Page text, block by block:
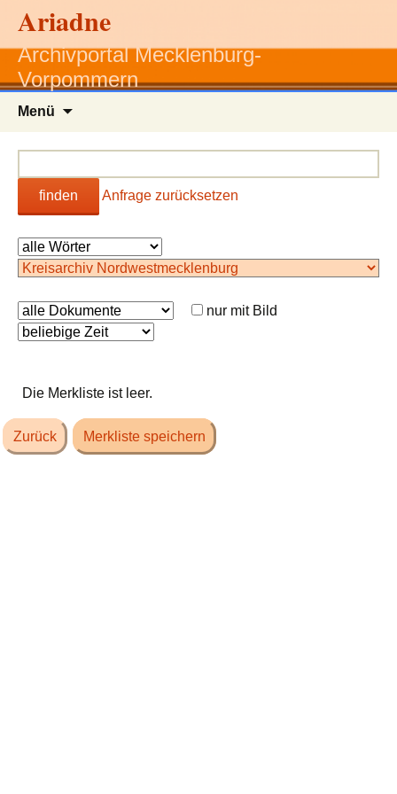
Ariadne
Archivportal Mecklenburg-
Vorpommern
Menü
finden Anfrage zurücksetzen
nur mit Bild
Die Merkliste ist leer.
Zurück Merkliste speichern